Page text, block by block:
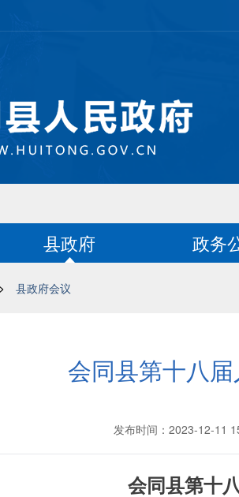
县政府 政务
县政府会议
会同县第十八
发布时间：2023-12-11
会同县第十